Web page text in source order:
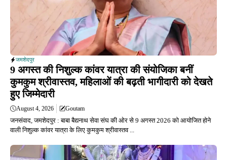
जमशेदपुर
9 अगस्त की निशुल्क कांवर यात्रा की संयोजिका बनीं
कुमकुम श्रीवास्तव, महिलाओं की बढ़ती भागीदारी को देखते
हुए जिम्मेदारी
August 4, 2026 Goutam
जनसंवाद, जमशेदपुर : बाबा बैद्यनाथ सेवा संघ की ओर से 9 अगस्त 2026 को आयोजित होने
वाली निशुल्क कांवर यात्रा के लिए कुमकुम श्रीवास्तव ...